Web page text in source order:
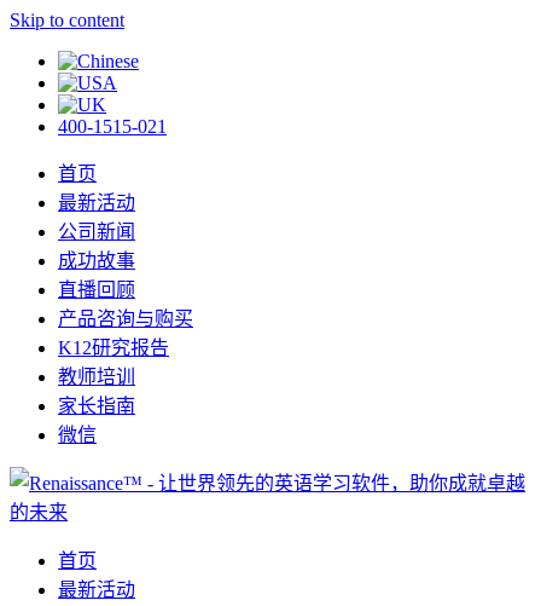
Skip to content
400-1515-021
首页
最新活动
公司新闻
成功故事
直播回顾
产品咨询与购买
K12研究报告
教师培训
家长指南
微信
首页
最新活动